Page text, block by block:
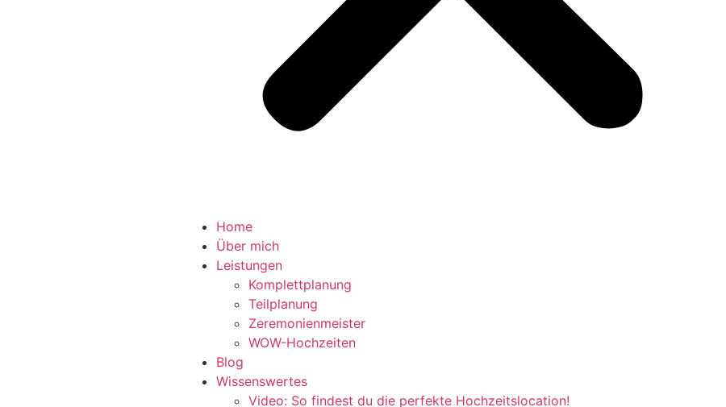
Home
Über mich
Leistungen
Komplettplanung
Teilplanung
Zeremonienmeister
WOW-Hochzeiten
Blog
Wissenswertes
Video: So findest du die perfekte Hochzeitslocation!